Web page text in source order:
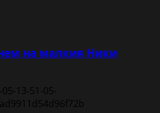
на малкия Ники